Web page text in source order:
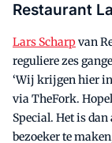
Restaurant
Lars Scharp van
reguliere zes
‘Wij krijgen hier
via TheFork.
Special. Het is
bezoeker te